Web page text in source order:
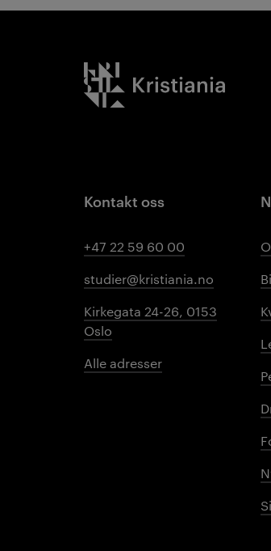
Kristiania logo
Kontakt oss
+47 22 59 60 00
studier@kristiania.no
Kirkegata 24-26, 0153
Oslo
Alle adresser